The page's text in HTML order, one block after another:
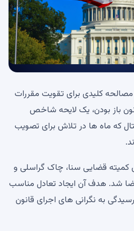
مصالحه کلیدی برای تقویت مقررات
باز بودن، یک لایحه شاخص
که ماه ها در تلاش برای تصویب
کمیته قضایی سنا، چاک گراسلی و
شد. هدف آن ایجاد تعادل مناسب
به نگرانی های اجرای قانون